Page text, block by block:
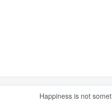
Happiness is not